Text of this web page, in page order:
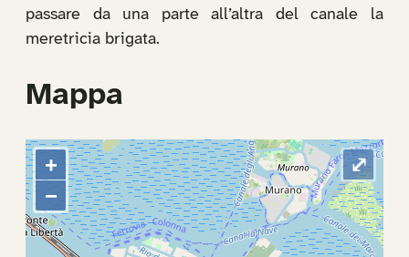
passare da una parte all’altra del canale la
meretricia brigata.
Mappa